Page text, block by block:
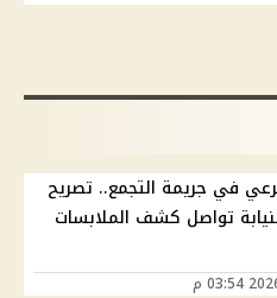
في جريمة التجمع.. تصريح
تواصل كشف الملابسات